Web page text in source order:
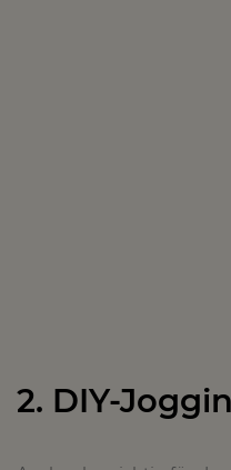
2. DIY-